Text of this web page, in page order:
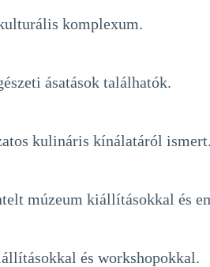
komplexum.
ásatások találhatók.
kulináris kínálatáról ismert.
múzeum kiállításokkal és
és workshopokkal.